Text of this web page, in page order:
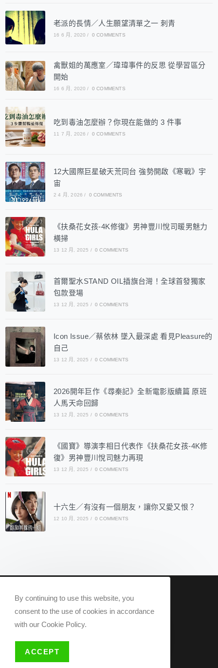
老派的長情／人生願望清單之一 刺青
16 6 月, 2020 / 0 COMMENTS
禽獸姐的萬應室／瑋瑋事件的反思 從學習區分
開始
16 6 月, 2020 / 0 COMMENTS
吃到毒油怎麼辦？你現在能做的 3 件事
11 7 月, 2026 / 0 COMMENTS
12大國際巨星破天荒同台 強勢開啟《寒戰》宇
宙
2 4 月, 2026 / 0 COMMENTS
《扶桑花女孩-4K修復》男神豐川悅司暖男魅力
橫掃
13 12 月, 2025 / 0 COMMENTS
首爾聖水STAND OIL插旗台灣！全球首發獨家
包款登場
13 12 月, 2025 / 0 COMMENTS
Icon Issue／蔡依林 墜入最深處 看見Pleasure的
自己
13 12 月, 2025 / 0 COMMENTS
2026開年巨作《尋秦記》全新電影版續篇 原班
人馬天命回歸
13 12 月, 2025 / 0 COMMENTS
《國寶》導演李相日代表作《扶桑花女孩-4K修
復》男神豐川悅司魅力再現
13 12 月, 2025 / 0 COMMENTS
十六生／有沒有一個朋友，讓你又愛又恨？
12 10 月, 2025 / 0 COMMENTS
Now Q 2020 @ All rights reserved.
By continuing to use this website, you
consent to the use of cookies in accordance
with our Cookie Policy.
ACCEPT